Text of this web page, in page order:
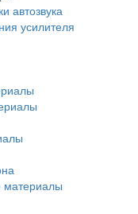
автозвука
усилителя
материалы